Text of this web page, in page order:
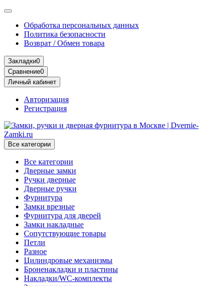
Обработка персональных данных
Политика безопасности
Возврат / Обмен товара
Закладки0
Сравнение0
Личный кабинет
Авторизация
Регистрация
Все категории
Все категории
Дверные замки
Ручки дверные
Дверные ручки
Фурнитура
Замки врезные
Фурнитура для дверей
Замки накладные
Сопутствующие товары
Петли
Разное
Цилиндровые механизмы
Броненакладки и пластины
Накладки/WC-комплекты